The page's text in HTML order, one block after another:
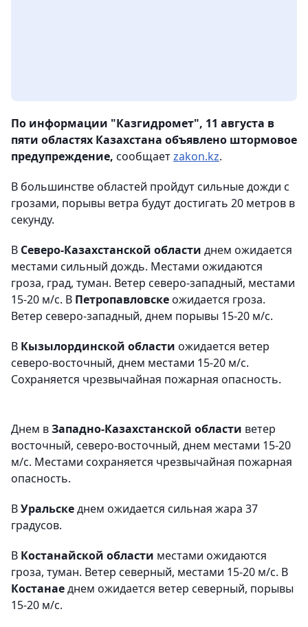
По информации "Казгидромет", 11 августа в
пяти областях Казахстана объявлено штормовое
предупреждение, сообщаетzakon.kz.
В большинстве областей пройдут сильные дожди с
грозами, порывы ветра будут достигать 20 метров в
секунду.
В Северо-Казахстанской области днем ожидается
местами сильный дождь. Местами ожидаются
гроза, град, туман. Ветер северо-западный, местами
15-20 м/с. В Петропавловскеожидается гроза.
Ветер северо-западный, днем порывы 15-20 м/с.
В Кызылординской области ожидается ветер
северо-восточный, днем местами 15-20 м/с.
Сохраняется чрезвычайная пожарная опасность.
Днем вЗападно-Казахстанской области ветер
восточный, северо-восточный, днем местами 15-20
м/с. Местами сохраняется чрезвычайная пожарная
опасность.
ВУральскеднем ожидается сильная жара 37
градусов.
В Костанайской области местами ожидаются
гроза, туман. Ветер северный, местами 15-20 м/с. В
Костанаеднем ожидается ветер северный, порывы
15-20 м/с.